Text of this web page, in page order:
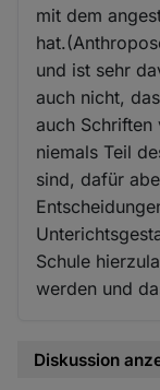
mit dem
und ist sehr
auch nicht,
auch Schriften
niemals Teil
sind, dafür
Schule
werden und
Diskussion